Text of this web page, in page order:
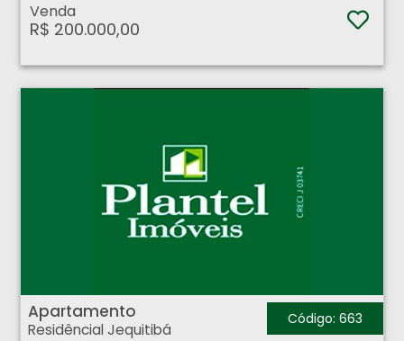
Venda
R$ 200.000,00
Apartamento
Residêncial Jequitibá
Código: 663